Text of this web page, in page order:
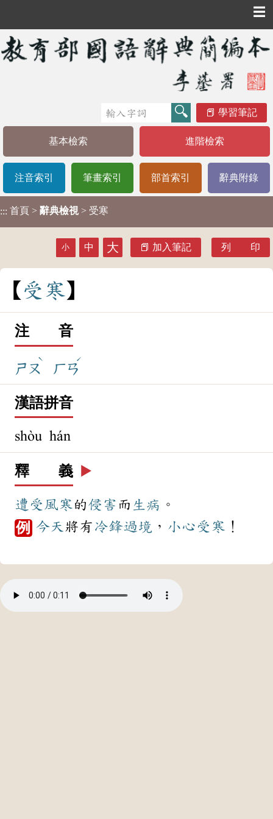
☰
學習筆記
基本檢索 進階檢索
注音索引 筆畫索引 部首索引 辭典附錄
::: 首頁 > 辭典檢視 > 受寒
小 中 大 加入筆記 列 印
受 寒
注 音
ㄕㄡ
ˋ
ㄏㄢ
ˊ
漢語拼音
shòu hán
釋 義 ▶️
遭受 風寒的侵害 而 生病 。
例 今天 將有 冷鋒過境 ， 小心 受寒 ！